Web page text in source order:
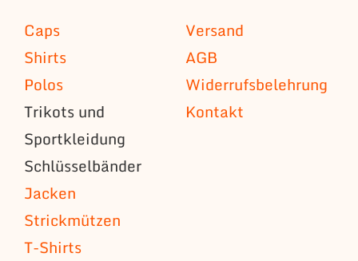
Caps
Shirts
Polos
Trikots und
Sportkleidung
Schlüsselbänder
Jacken
Strickmützen
T-Shirts
Versand
AGB
Widerrufsbelehrung
Kontakt